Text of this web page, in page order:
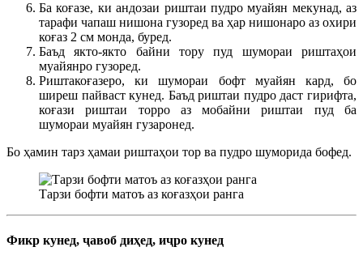
Ба коғазе, ки андозаи риштаи пудро муайян мекунад, аз
тарафи чапаш нишона гузоред ва ҳар нишонаро аз охири
коғаз 2 см монда, буред.
Баъд якто-якто байни тору пуд шумораи риштаҳои
муайянро гузоред.
Риштакоғазеро, ки шумораи бофт муайян кард, бо
ширеш пайваст кунед. Баъд риштаи пудро даст гирифта,
коғази риштаи торро аз мобайни риштаи пуд ба
шумораи муайян гузаронед.
Бо ҳамин тарз ҳамаи риштаҳои тор ва пудро шуморида бофед.
Тарзи бофти матоъ аз коғазҳои ранга
Фикр кунед, ҷавоб диҳед, иҷро кунед